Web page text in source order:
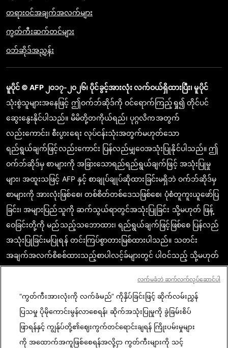
တရားဝင်အချက်အလက်များ
ကွတ်ကီးဆက်တင်များ
ဝဘ်ဆိုဒ်အညွှန်း
မူပိုင် © AFP ၂၀၁၇-၂၀၂၆၊ ပိုင်ခွင့်အားလုံး လက်ဝယ်ရှိထားပြီး၊ မူပိုင်
သုံးစွဲသူများအနေဖြင့် ဤဝက်ဘ်ဆိုဒ်ကို ဝင်ရောက်ကြည့်ရှု၍ တိုင်ပင်
ဆွေးနွေးနိုင်ပါသည်။ မိမိတို့တကိုယ်ရည်၊ ပုဂ္ဂလိကအတွက်
လည်းကောင်း၊ စီးပွားရေး လုပ်ငန်းသုံးအတွက်မဟုတ်သော
ရည်ရွယ်ချက်ဖြင့်လည်းကောင်း ပြန်လည်မျှဝေအသုံးပြုနိုင်ပါသည်။ ဤ
ဝက်ဘ်ဆိုဒ်မှ စာများကို အခြားသောရည်ရည်ရွယ်ချက်ဖြင့် အသုံးပြုမှု
များ၊ အထူးသဖြင့် AFP နှင့် စာချုပ်ချုပ်ဆိုထားခြင်းမရှိဘဲ ဝက်ဘ်ဆိုဒ်မှ
စာများကို အားလုံးဖြစ်စေ၊ တစ်စိတ်တစ်ဒေသဖြစ်စေ၊ ပုံစံတူကူးယူဖော်ပြ
ခြင်း၊ အများပြည်သူကို ဆက်သွယ်ရာတွင်အသုံးပြုခြင်း သို့မဟုတ် ဖြန့်
ဝေခြင်းတို့ကို မည်သည့်သဘောထား၊ ရည်ရွယ်ချက်ဖြင့်ဖြစ်စေ ပြန်လည်
အသုံးပြုခြင်းမပြုရန် တင်းကြပ်စွာတားမြစ်ထားပါသည်။ သတင်း
အချက်အလက်စိစစ်ထားသည့်စာပါလင့်ခ်များတွင် ပါဝင်သည့် သို့မဟုတ်
အချက်အလက်များကို အတည်ပြုရာတွင် စာဖတ်သူတို့ မှန်ကန်စွာ
နားလည်စေရန်အလို့ငှာ လိုအပ်သည့် အတိုင်းအတာပမာဏအအလျောက်
ရယူဖော်ပြထားခြင်းဖြစ်ပါသည်။ AFP အနေဖြင့် ဤသို့သောတတိယအဖွဲ့
အစည်း (third party) ၏ စာ၊ အကြောင်းအရာများနှင့်ပတ်သက်၍ မူပိုင်
“ကွတ်ကီးအားလုံးကို လက်ခံမည်” ကိုနှိပ်ခြင်းဖြင့် ဆိုက်လမ်းညွှန်
ပြသမှု ပိုမိုကောင်းမွန်လာစေရန်၊ ဆိုက်အသုံးပြုမှုကို ခွဲခြမ်းစိပ်
ဖြာရန်နှင့် ကျွန်ုပ်တို့၏ဈေးကွက်တင်ရောင်းချရန် ကြိုးပမ်းမှုများ
ကို အထောက်အကူဖြစ်စေရန်အလို့ငှာ ကွတ်ကီးများကို သင့်
လက်မခံဘဲ ဆက်လက်လုပ်ဆောင်ပါ